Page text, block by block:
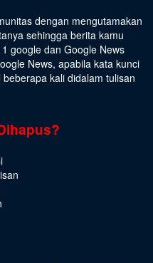
dengan mengutamakan
sehingga berita kamu
google dan Google News
News, apabila kata kunci
kali didalam tulisan